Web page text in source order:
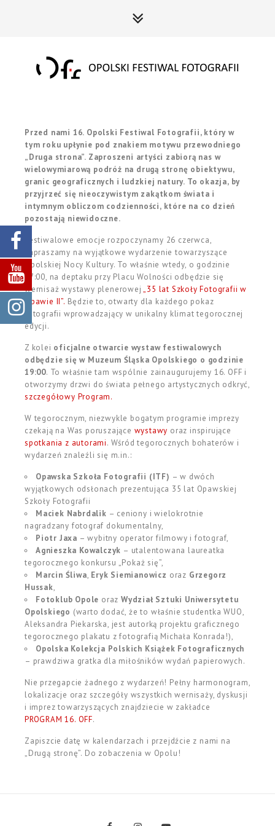
Przed nami 16. Opolski Festiwal Fotografii, który w
tym roku upłynie pod znakiem motywu przewodniego
„Druga strona”. Zaproszeni artyści zabiorą nas w
wielowymiarową podróż na drugą stronę obiektywu,
granic geograficznych i ludzkiej natury. To okazja, by
przyjrzeć się nieoczywistym zakątkom świata i
intymnym obliczom codzienności, które na co dzień
pozostają niewidoczne.
Festiwalowe emocje rozpoczynamy 26 czerwca,
zapraszamy na wyjątkowe wydarzenie towarzyszące
Opolskiej Nocy Kultury. To właśnie wtedy, o godzinie
17:00, na deptaku przy Placu Wolności odbędzie się
wernisaż wystawy plenerowej„35 lat Szkoły Fotografii w
Opawie II”. Będzie to, otwarty dla każdego pokaz
fotografii wprowadzający w unikalny klimat tegorocznej
edycji.
Z kolei oficjalne otwarcie wystaw festiwalowych
odbędzie się w Muzeum Śląska Opolskiego o godzinie
19:00. To właśnie tam wspólnie zainaugurujemy 16. OFF i
otworzymy drzwi do świata pełnego artystycznych odkryć,
szczegółowy Program.
W tegorocznym, niezwykle bogatym programie imprezy
czekają na Was poruszające wystawy oraz inspirujące
spotkania z autorami. Wśród tegorocznych bohaterów i
wydarzeń znaleźli się m.in.:
Opawska Szkoła Fotografii (ITF) – w dwóch
wyjątkowych odsłonach prezentująca 35 lat Opawskiej
Szkoły Fotografii
Maciek Nabrdalik – ceniony i wielokrotnie
nagradzany fotograf dokumentalny,
Piotr Jaxa – wybitny operator filmowy i fotograf,
Agnieszka Kowalczyk – utalentowana laureatka
tegorocznego konkursu „Pokaż się”,
Marcin Śliwa, Eryk Siemianowicz oraz Grzegorz
Hussak,
Fotoklub Opole orazWydział Sztuki Uniwersytetu
Opolskiego (warto dodać, że to właśnie studentka WUO,
Aleksandra Piekarska, jest autorką projektu graficznego
tegorocznego plakatu z fotografią Michała Konrada!),
Opolska Kolekcja Polskich Książek Fotograficznych
– prawdziwa gratka dla miłośników wydań papierowych.
Nie przegapcie żadnego z wydarzeń! Pełny harmonogram,
lokalizacje oraz szczegóły wszystkich wernisaży, dyskusji
i imprez towarzyszących znajdziecie w zakładce
PROGRAM 16. OFF.
Zapiszcie datę w kalendarzach i przejdźcie z nami na
„Drugą stronę”. Do zobaczenia w Opolu!